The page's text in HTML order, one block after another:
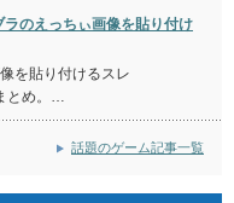
ラのえっちぃ画像を貼り付け
を貼り付けるスレ
とめ。…
話題のゲーム記事一覧